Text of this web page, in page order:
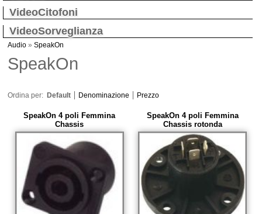
VideoCitofoni
VideoSorveglianza
SpeakOn
Audio »SpeakOn
Ordina per: Default Denominazione Prezzo
SpeakOn 4 poli Femmina
Chassis
SpeakOn 4 poli Femmina
Chassis rotonda